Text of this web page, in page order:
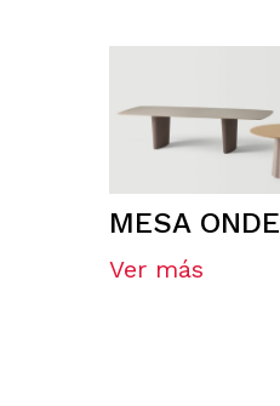
MESA
Ver más